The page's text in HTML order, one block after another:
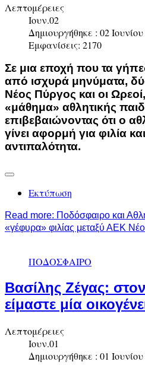
Λεπτομέρειες
Ιουν.02
Δημιουργήθηκε : 02
Εμφανίσεις: 2170
Σε μια εποχή που τα
από ισχυρά μηνύματα,
Νέος Πύργος και οι
«μάθημα» αθλητικής
επιβεβαιώνοντας ότι ο
γίνει αφορμή για φιλία
αντιπαλότητα.
Εκτύπωση
Read more: Ποδόσφαιρο και
«γέφυρα» φιλίας μεταξύ ΑΕΚ
ΠΟΔΟΣΦΑΙΡΟ
Βασίλης Ζέγας:
είμαστε μία
Λεπτομέρειες
Ιουν.01
Δημιουργήθηκε : 01